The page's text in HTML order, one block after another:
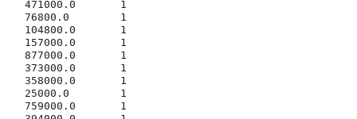
471000.0       1
76800.0        1
104800.0       1
157000.0       1
877000.0       1
373000.0       1
358000.0       1
25000.0        1
759000.0       1